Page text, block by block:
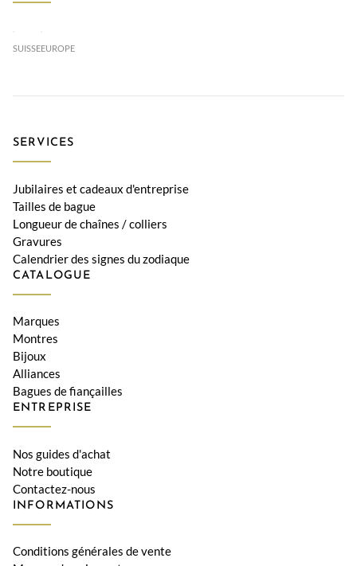
SUISSEEUROPE
SERVICES
Jubilaires et cadeaux d'entreprise
Tailles de bague
Longueur de chaînes / colliers
Gravures
Calendrier des signes du zodiaque
CATALOGUE
Marques
Montres
Bijoux
Alliances
Bagues de fiançailles
ENTREPRISE
Nos guides d'achat
Notre boutique
Contactez-nous
INFORMATIONS
Conditions générales de vente